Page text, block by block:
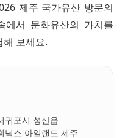
제주 국가유산 방문의
서 문화유산의 가치를
보세요.
귀포시 성산읍
닉스 아일랜드 제주